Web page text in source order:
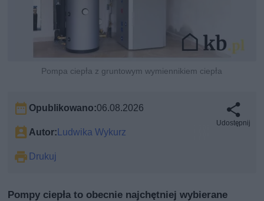
Pompa ciepła z gruntowym wymiennikiem ciepła
Opublikowano:06.08.2026
Autor:Ludwika Wykurz
Drukuj
Udostępnij
Pompy ciepła to obecnie najchętniej wybierane